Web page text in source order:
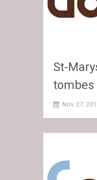
St-
tombes
Nov. 27,